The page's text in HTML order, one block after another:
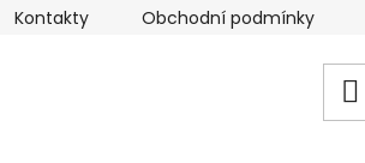
Kontakty Obchodní podmínky